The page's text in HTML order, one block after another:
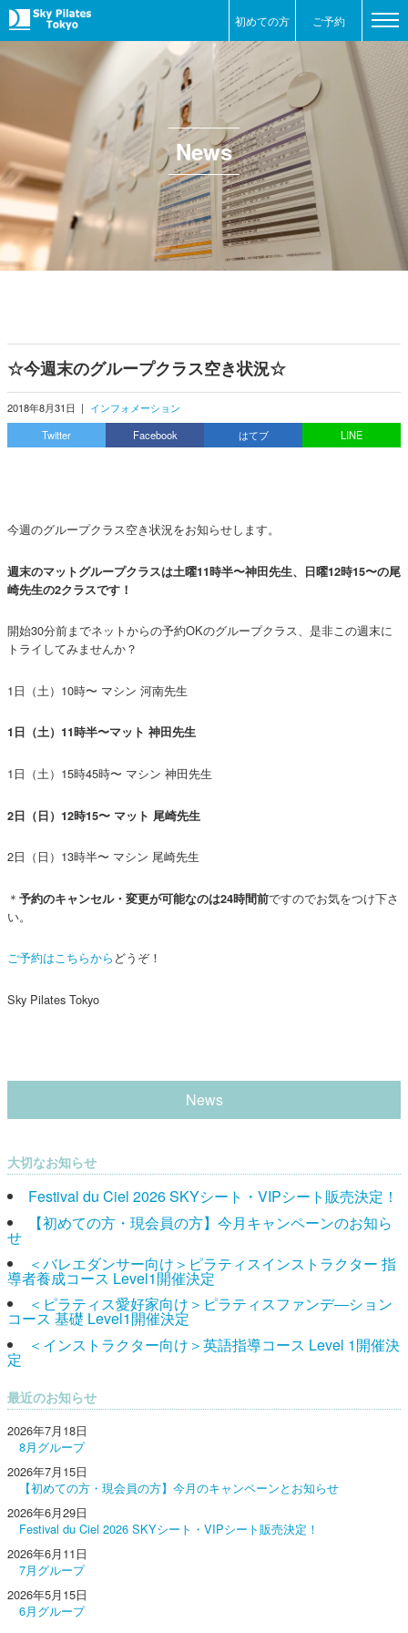
初めての方 ご予約
News
☆今週末のグループクラス空き状況☆
2018年8月31日 | インフォメーション
Twitter
Facebook はてブ LINE
今週のグループクラス空き状況をお知らせします。
週末のマットグループクラスは土曜11時半〜神田先生、日曜12時15〜の尾
崎先生の2クラスです！
開始30分前までネットからの予約OKのグループクラス、是非この週末に
トライしてみませんか？
1日（土）10時〜 マシン 河南先生
1日（土）11時半〜マット 神田先生
1日（土）15時45時〜 マシン 神田先生
2日（日）12時15〜 マット 尾崎先生
2日（日）13時半〜 マシン 尾崎先生
＊ 予約のキャンセル・変更が可能なのは24時間前ですのでお気をつけ下さ
い。
ご予約はこちらから どうぞ！
Sky Pilates Tokyo
News
大切なお知らせ
Festival du Ciel 2026 SKYシート・VIPシート販売決定！
【初めての方・現会員の方】今月キャンペーンのお知ら
せ
＜バレエダンサー向け＞ピラティスインストラクター 指
導者養成コース Level1開催決定
＜ピラティス愛好家向け＞ピラティスファンデ―ション
コース 基礎 Level1開催決定
＜インストラクター向け＞英語指導コース Level 1開催決
定
最近のお知らせ
2026年7月18日
8月グループ
2026年7月15日
【初めての方・現会員の方】今月のキャンペーンとお知らせ
2026年6月29日
Festival du Ciel 2026 SKYシート・VIPシート販売決定！
2026年6月11日
7月グループ
2026年5月15日
6月グループ